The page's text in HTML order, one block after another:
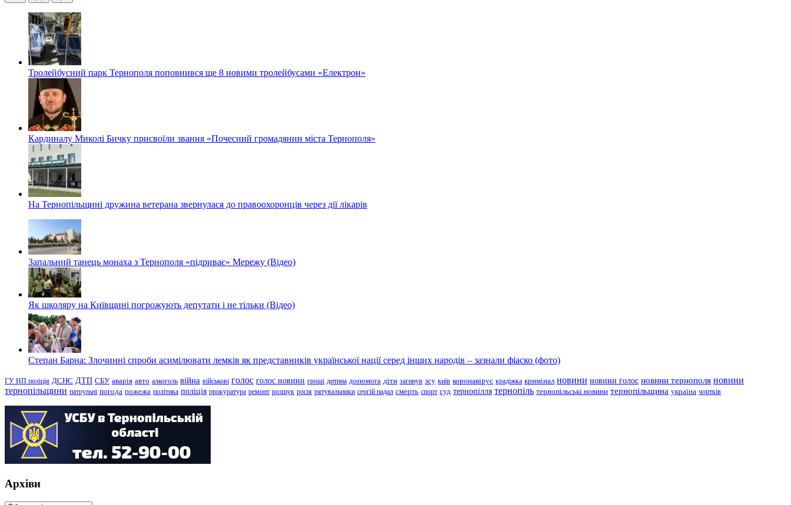
ОстанніПопулярні
Теги
Тролейбусний парк Тернополя поповнився ще 8 новими тролейбусами «Електрон»
Кардиналу Миколі Бичку присвоїли звання «Почесний громадянин міста Тернополя»
На Тернопільщині дружина ветерана звернулася до правоохоронців через дії лікарів
Запальний танець монаха з Тернополя «підриває» Мережу (Відео)
Як школяру на Київщині погрожують депутати і не тільки (Відео)
Степан Барна: Злочинні спроби асимілювати лемків як представників української нації серед інших народів – зазнали фіаско (фото)
ГУ НП поліція ДСНС ДТП СБУ аварія авто алкоголь війна військові голос голос новини гроші дитина допомога діти загинув зсу київ коронавірус крадіжка кримінал новини новини голос новини тернополя новини
тернопільщини патрульні погода пожежа політика поліція прокуратура ремонт розшук росія рятувальники сергій надал смерть спорт суд тернопілля тернопіль тернопільські новини тернопільщина україна чортків
Архіви